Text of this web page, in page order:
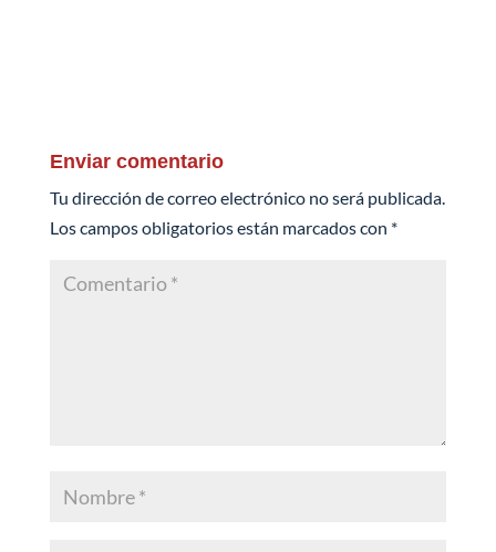
Enviar comentario
Tu dirección de correo electrónico no será publicada.
Los campos obligatorios están marcados con *